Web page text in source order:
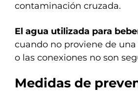
contaminación cruzada.
El agua utilizada para
cuando no proviene de
o las conexiones no son
Medidas de